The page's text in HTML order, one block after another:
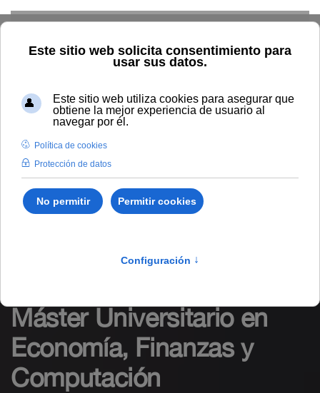
Home Estudiar Oferta académica
Oferta por sedes
Máster Universitario en Economía, Finanzas y Computación
Curso 2026-2027 |
15 de septiembre de 2026.
Ciencias Sociales y Jurídicas
Máster Universitario en
Economía, Finanzas y
Computación